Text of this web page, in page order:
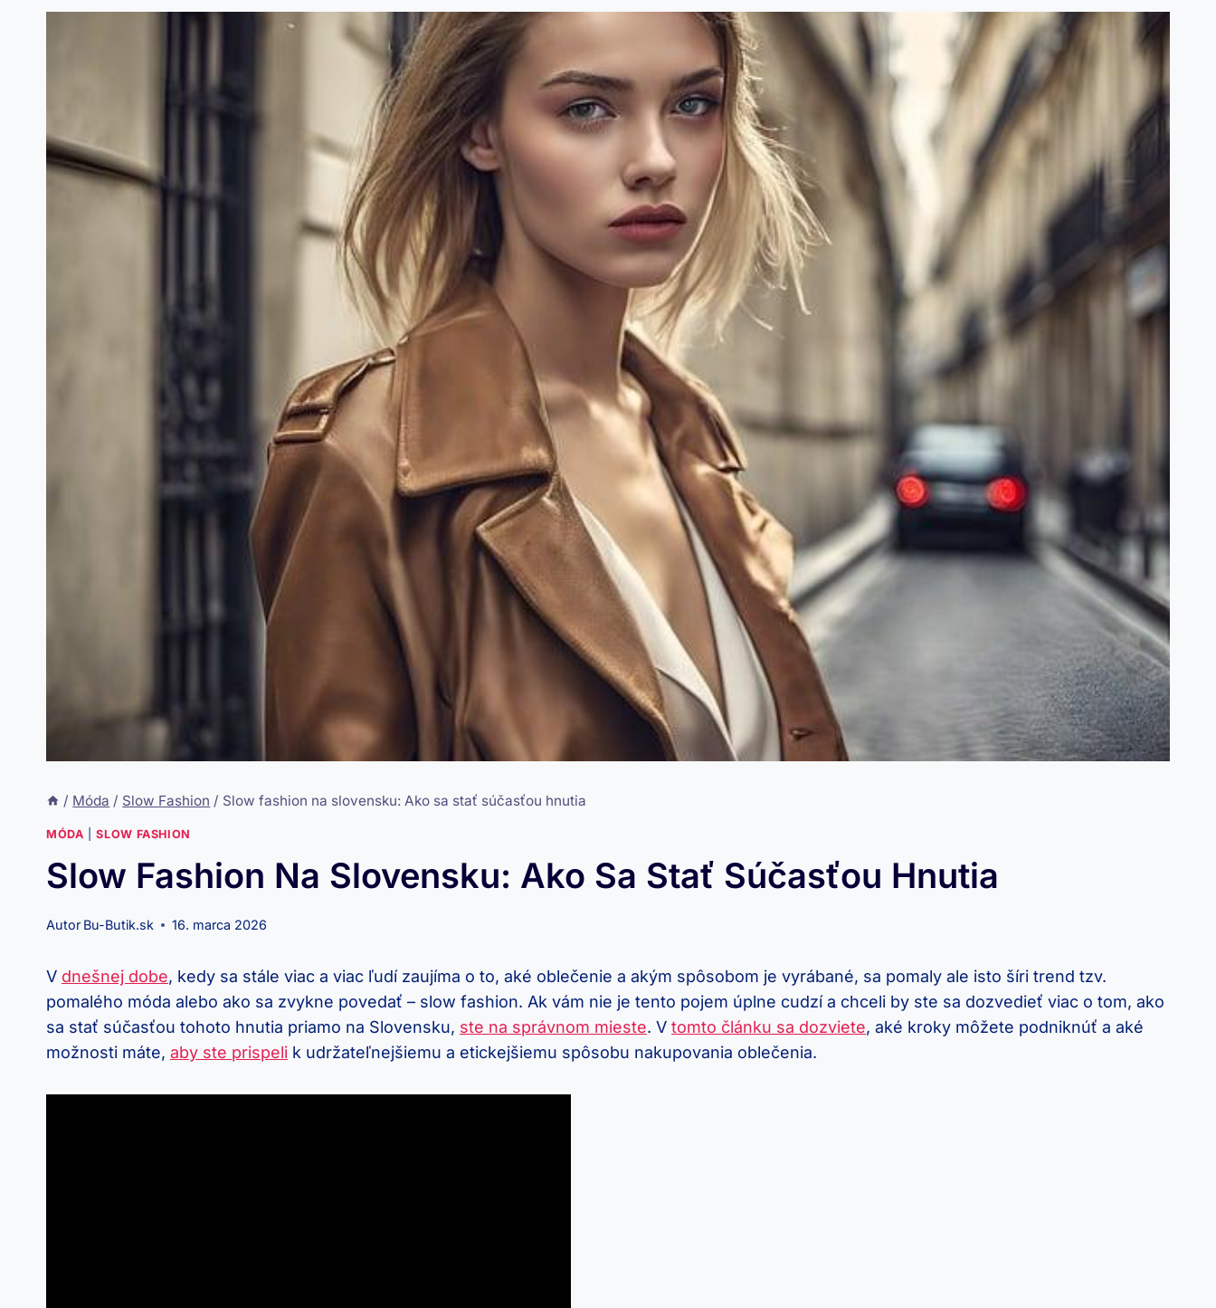
/ Móda / Slow Fashion / Slow fashion na slovensku: Ako sa stať súčasťou hnutia
MÓDA |SLOW FASHION
Slow Fashion Na Slovensku: Ako Sa Stať Súčasťou Hnutia
Autor Bu-Butik.sk 16. marca 2026
V dnešnej dobe, kedy sa stále viac a viac ľudí zaujíma o to, aké oblečenie a akým spôsobom je vyrábané, sa pomaly ale isto šíri trend tzv.
pomalého móda alebo ako sa zvykne povedať – slow fashion. Ak vám nie je tento pojem úplne cudzí a chceli by ste sa dozvedieť viac o tom, ako
sa stať súčasťou tohoto hnutia priamo na Slovensku, ste na správnom mieste. V tomto článku sa dozviete, aké kroky môžete podniknúť a aké
možnosti máte, aby ste prispeli k udržateľnejšiemu a etickejšiemu spôsobu nakupovania oblečenia.